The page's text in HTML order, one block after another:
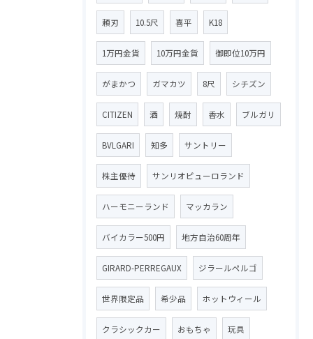
頼刃 10.5尺 喜平 K18
1万円金貨 10万円金貨 御即位10万円
がまかつ ガマカツ 8尺 シチズン
CITIZEN 酒 焼酎 香水 ブルガリ
BVLGARI 知多 サントリー
株主優待 サンリオピューロランド
ハーモニーランド マッカラン
バイカラー500円 地方自治60周年
GIRARD-PERREGAUX ジラールペルゴ
世界限定品 希少品 ホットウィール
クラシックカー おもちゃ 玩具